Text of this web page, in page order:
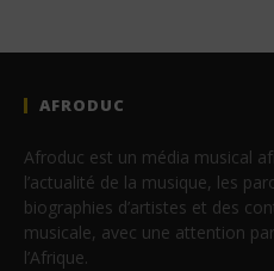
AFRODUC
Afroduc est un média musical
l’actualité de la musique, les
biographies d’artistes et des
musicale, avec une attention
l’Afrique.